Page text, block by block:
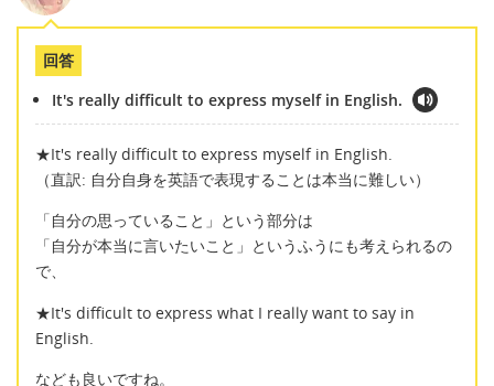
回答
It's really difficult to express myself in English.
★It's really difficult to express myself in English.
（直訳: 自分自身を英語で表現することは本当に難しい）
「自分の思っていること」という部分は
「自分が本当に言いたいこと」というふうにも考えられるの
で、
★It's difficult to express what I really want to say in
English.
なども良いですね。